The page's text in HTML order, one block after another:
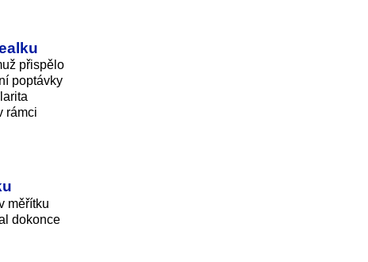
přispělo
poptávky
rámci
měřítku
dokonce